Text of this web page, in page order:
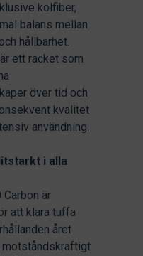
kolfiber,
balans mellan
hållbarhet.
ett racket som
över tid och
kvalitet
användning.
i alla
Carbon är
att klara tuffa
året
motståndskraftigt